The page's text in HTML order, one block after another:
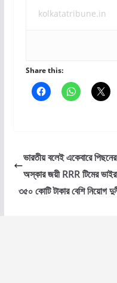
kolkatatribune.in
Share this:
ভারতীয় বলেই একেবারে পিছনের
অস্কার জয়ী RRR টিমের
৩৫০ কোটি টাকার বেশি নিয়োগ